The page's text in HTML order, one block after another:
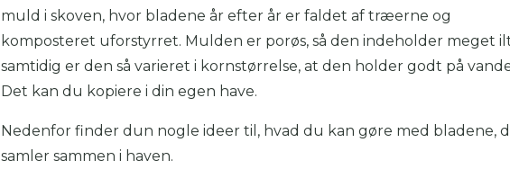
muld i skoven, hvor bladene år efter år er faldet af træerne og
komposteret uforstyrret. Mulden er porøs, så den indeholder meget
samtidig er den så varieret i kornstørrelse, at den holder godt på
Det kan du kopiere i din egen have.
Nedenfor finder dun nogle ideer til, hvad du kan gøre med bladene,
samler sammen i haven.